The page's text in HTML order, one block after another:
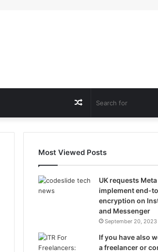
Random
Article
Most Viewed Posts
UK requests
implement end-
encryption on
and Messenger
September 20, 2023
If you have also
a freelancer or